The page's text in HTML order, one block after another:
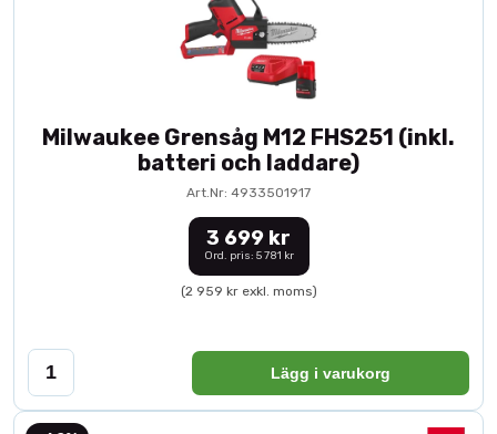
Milwaukee Grensåg M12 FHS251 (inkl.
batteri och laddare)
Art.Nr: 4933501917
3 699 kr
Ord. pris: 5 781 kr
(2 959 kr exkl. moms)
Lägg i varukorg